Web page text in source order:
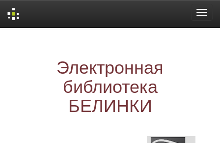
Электронная
библиотека
БЕЛИНКИ